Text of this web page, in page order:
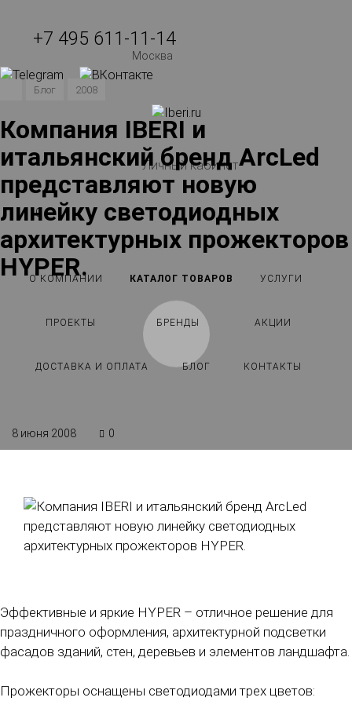
+7 495 611-11-14
Москва
Личный кабинет
0
О КОМПАНИИ КАТАЛОГ ТОВАРОВ УСЛУГИ
ПРОЕКТЫ БРЕНДЫ АКЦИИ
ДОСТАВКА И ОПЛАТА БЛОГ КОНТАКТЫ
Блог 2008
Компания IBERI и
итальянский бренд ArcLed
представляют новую
линейку светодиодных
архитектурных прожекторов
HYPER.
8 июня 2008 0
Эффективные и яркие HYPER – отличное решение для
праздничного оформления, архитектурной подсветки
фасадов зданий, стен, деревьев и элементов ландшафта.
Прожекторы оснащены светодиодами трех цветов: